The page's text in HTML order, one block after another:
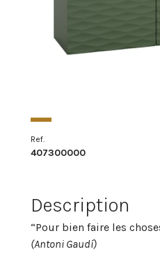
Ref.
407300000
Description
“Pour bien faire les
(Antoni Gaudí)